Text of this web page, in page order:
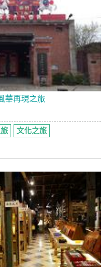
華再現之旅
文化之旅